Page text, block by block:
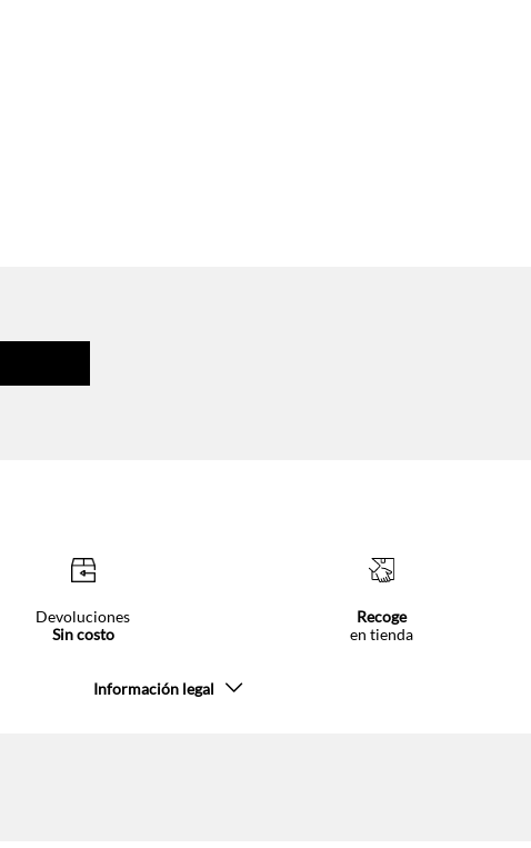
Devoluciones
Sin costo
Recoge
en tienda
Información legal